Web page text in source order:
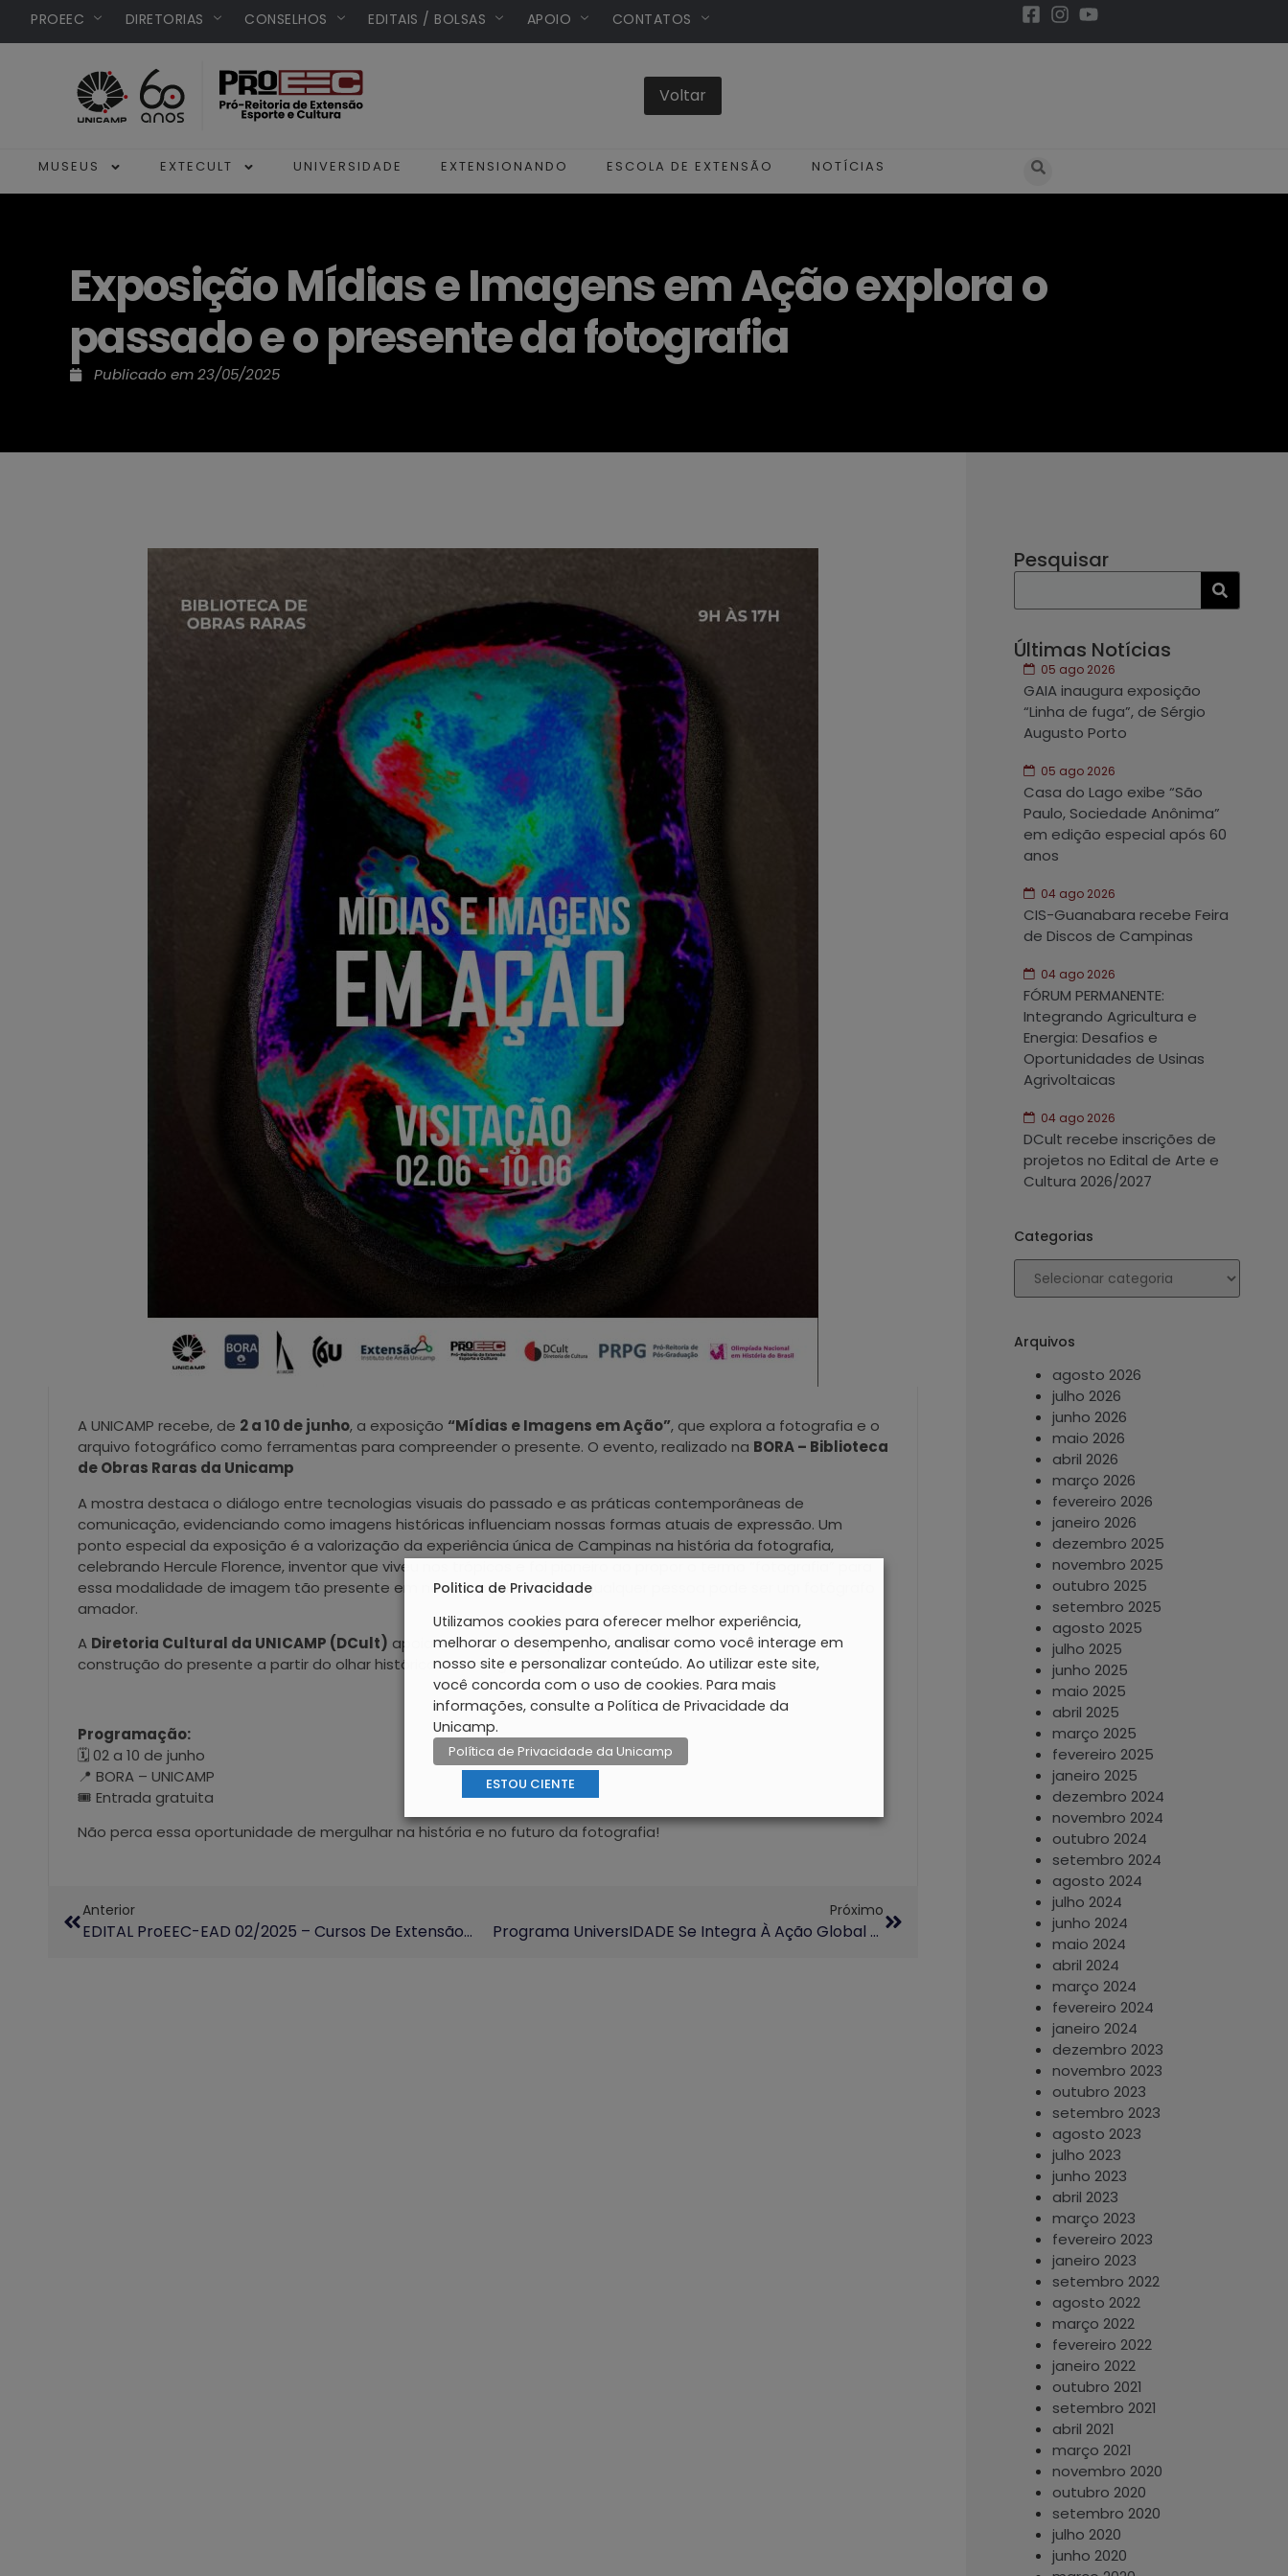
PROEEC DIRETORIAS CONSELHOS EDITAIS / BOLSAS APOIO CONTATOS
MUSEUS EXTECULT UNIVERSIDADE EXTENSIONANDO ESCOLA DE EXTENSÃO NOTÍCIAS
Exposição Mídias e Imagens em Ação explora o
passado e o presente da fotografia
Publicado em23/05/2025
A UNICAMP recebe, de 2 a 10 de junho, a exposição “Mídias e Imagens em Ação”, que explora a fotografia e o
arquivo fotográfico como ferramentas para compreender o presente. O evento, realizado na BORA – Biblioteca
de Obras Raras da Unicamp
A mostra destaca o diálogo entre tecnologias visuais do passado e as práticas contemporâneas de
comunicação, evidenciando como imagens históricas influenciam nossas formas atuais de expressão. Um
ponto especial da exposição é a valorização da experiência única de Campinas na história da fotografia,
celebrando Hercule Florence, inventor que viveu nos trópicos e foi pioneiro ao propor o termo “fotografia” para
essa modalidade de imagem tão presente em nosso cotidiano, onde qualquer pessoa pode ser um fotógrafo
amador.
A Diretoria Cultural da UNICAMP (DCult) apoia esta iniciativa que convida o público a refletir sobre a
construção do presente a partir do olhar histórico das imagens.
Programação:
🗓️ 02 a 10 de junho
📍 BORA – UNICAMP
🎟️ Entrada gratuita
Não perca essa oportunidade de mergulhar na história e no futuro da fotografia!
Anterior
EDITAL ProEEC-EAD 02/2025 – Cursos De Extensão A Distância
Próximo
Programa UniversIDADE Se Integra À Ação Global E Realiza “Dia Do Desafio” Na Próxima Quarta-Feira
Pesquisar
Últimas Notícias
05 ago 2026
GAIA inaugura exposição
“Linha de fuga”, de Sérgio
Augusto Porto
05 ago 2026
Casa do Lago exibe “São
Paulo, Sociedade Anônima”
em edição especial após 60
anos
04 ago 2026
CIS-Guanabara recebe Feira
de Discos de Campinas
04 ago 2026
FÓRUM PERMANENTE:
Integrando Agricultura e
Energia: Desafios e
Oportunidades de Usinas
Agrivoltaicas
04 ago 2026
DCult recebe inscrições de
projetos no Edital de Arte e
Cultura 2026/2027
Categorias
Arquivos
agosto 2026
julho 2026
junho 2026
maio 2026
abril 2026
março 2026
fevereiro 2026
janeiro 2026
dezembro 2025
novembro 2025
outubro 2025
setembro 2025
agosto 2025
julho 2025
junho 2025
maio 2025
abril 2025
março 2025
fevereiro 2025
janeiro 2025
dezembro 2024
novembro 2024
outubro 2024
setembro 2024
agosto 2024
julho 2024
junho 2024
maio 2024
abril 2024
março 2024
fevereiro 2024
janeiro 2024
dezembro 2023
novembro 2023
outubro 2023
setembro 2023
agosto 2023
julho 2023
junho 2023
abril 2023
março 2023
fevereiro 2023
janeiro 2023
setembro 2022
agosto 2022
março 2022
fevereiro 2022
janeiro 2022
outubro 2021
setembro 2021
abril 2021
março 2021
novembro 2020
outubro 2020
setembro 2020
julho 2020
junho 2020
Politica de Privacidade
Utilizamos cookies para oferecer melhor experiência,
melhorar o desempenho, analisar como você interage em
nosso site e personalizar conteúdo. Ao utilizar este site,
você concorda com o uso de cookies. Para mais
informações, consulte a Política de Privacidade da
Unicamp.
Política de Privacidade da Unicamp
ESTOU CIENTE